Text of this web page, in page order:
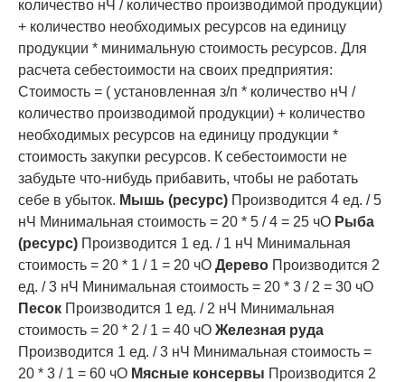
количество нЧ / количество производимой продукции)
+ количество необходимых ресурсов на единицу
продукции * минимальную стоимость ресурсов. Для
расчета себестоимости на своих предприятия:
Стоимость = ( установленная з/п * количество нЧ /
количество производимой продукции) + количество
необходимых ресурсов на единицу продукции *
стоимость закупки ресурсов. К себестоимости не
забудьте что-нибудь прибавить, чтобы не работать
себе в убыток. Мышь (ресурс) Производится 4 ед. / 5
нЧ Минимальная стоимость = 20 * 5 / 4 = 25 чО Рыба
(ресурс) Производится 1 ед. / 1 нЧ Минимальная
стоимость = 20 * 1 / 1 = 20 чО Дерево Производится 2
ед. / 3 нЧ Минимальная стоимость = 20 * 3 / 2 = 30 чО
Песок Производится 1 ед. / 2 нЧ Минимальная
стоимость = 20 * 2 / 1 = 40 чО Железная руда
Производится 1 ед. / 3 нЧ Минимальная стоимость =
20 * 3 / 1 = 60 чО Мясные консервы Производится 2